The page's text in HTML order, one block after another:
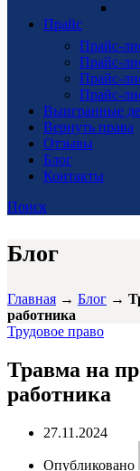
Прайс
Прайс-
Прайс-
Прайс-
Прайс-
Выигранные
Вернуть права
Отзывы
Блог
Контакты
Поиск
Блог
Главная → Блог →
работника
Трудовое право
Травма на
работника
27.11.2024
Опубликовано